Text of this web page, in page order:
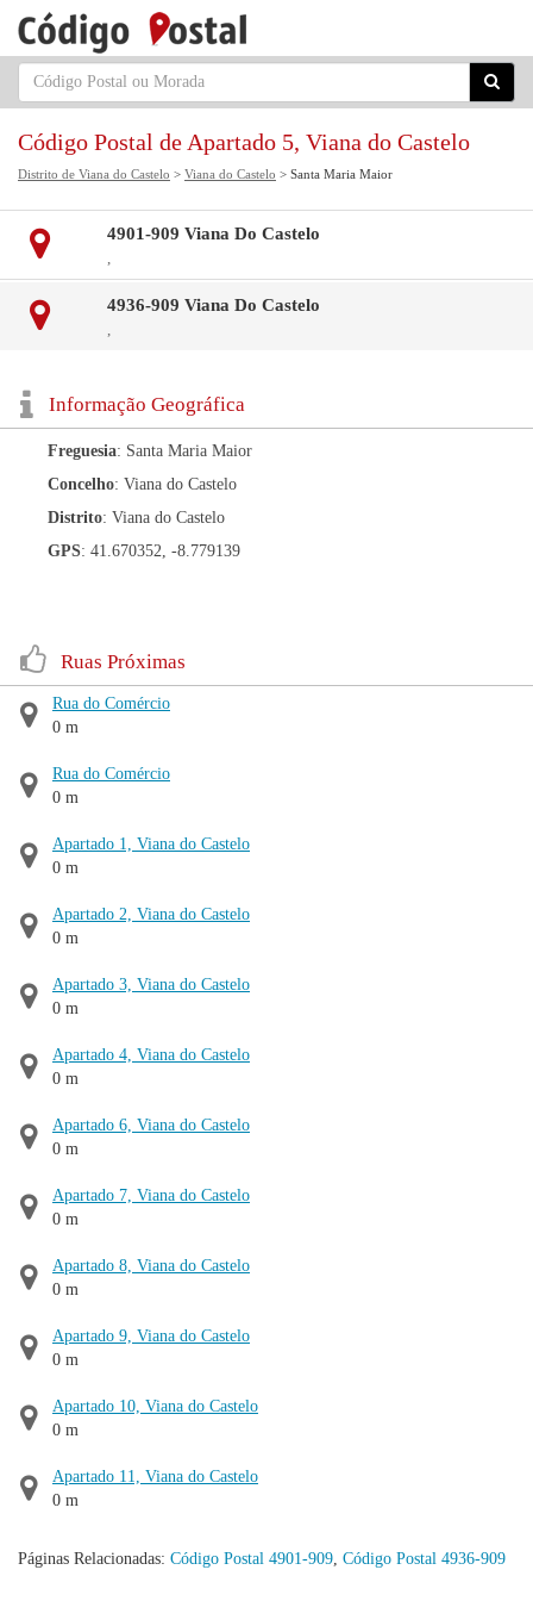
Código Postal de Apartado 5, Viana do Castelo
Distrito de Viana do Castelo > Viana do Castelo > Santa Maria Maior
4901-909 Viana Do Castelo
,
4936-909 Viana Do Castelo
,
Informação Geográfica
Freguesia: Santa Maria Maior
Concelho: Viana do Castelo
Distrito: Viana do Castelo
GPS: 41.670352, -8.779139
Ruas Próximas
Rua do Comércio
0 m
Rua do Comércio
0 m
Apartado 1, Viana do Castelo
0 m
Apartado 2, Viana do Castelo
0 m
Apartado 3, Viana do Castelo
0 m
Apartado 4, Viana do Castelo
0 m
Apartado 6, Viana do Castelo
0 m
Apartado 7, Viana do Castelo
0 m
Apartado 8, Viana do Castelo
0 m
Apartado 9, Viana do Castelo
0 m
Apartado 10, Viana do Castelo
0 m
Apartado 11, Viana do Castelo
0 m
Páginas Relacionadas: Código Postal 4901-909, Código Postal 4936-909